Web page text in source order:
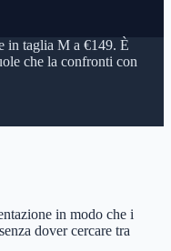
in taglia M a €149. È
che la confronti con
in modo che i
dover cercare tra